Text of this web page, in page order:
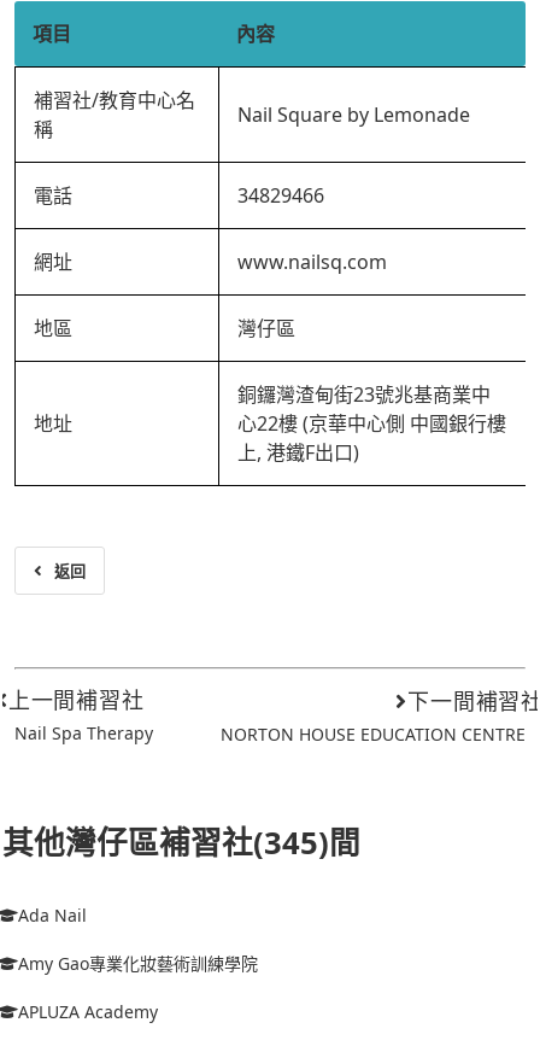
項目 內容
補習社/教育中心名
稱
Nail Square by Lemonade
電話 34829466
網址 www.nailsq.com
地區 灣仔區
地址
銅鑼灣渣甸街23號兆基商業中
心22樓 (京華中心側 中國銀行樓
上, 港鐵F出口)
返回
上一間補習社
Nail Spa Therapy
下一間補習
NORTON HOUSE EDUCATION CENTRE
其他灣仔區補習社(345)間
Ada Nail
Amy Gao專業化妝藝術訓練學院
APLUZA Academy